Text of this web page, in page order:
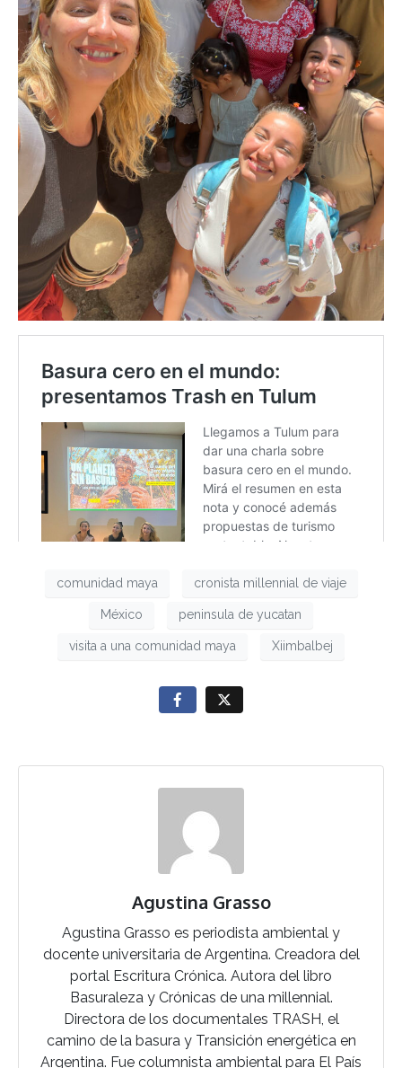
comunidad maya cronista millennial de viaje
México peninsula de yucatan
visita a una comunidad maya Xiimbalbej
Agustina Grasso
Agustina Grasso es periodista ambiental y
docente universitaria de Argentina. Creadora del
portal Escritura Crónica. Autora del libro
Basuraleza y Crónicas de una millennial.
Directora de los documentales TRASH, el
camino de la basura y Transición energética en
Argentina. Fue columnista ambiental para El País